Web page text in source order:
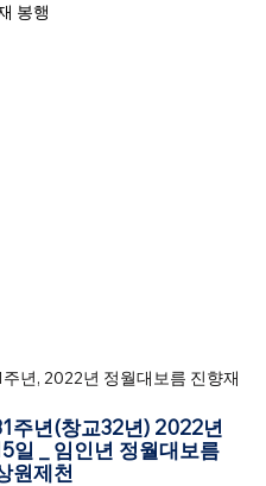
봉행
년, 2022년 정월대보름 진향재
주년(창교32년) 2022년
일 _ 임인년 정월대보름
원제천